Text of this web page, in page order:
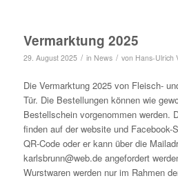
Vermarktung 2025
29. August 2025 / in News / von Hans-Ulrich
Die Vermarktung 2025 von Fleisch-
Tür. Die Bestellungen können wie
Bestellschein vorgenommen werden.
finden auf der website und Facebook-
QR-Code oder er kann über die
karlsbrunn@web.de angefordert
Wurstwaren werden nur im Rahmen